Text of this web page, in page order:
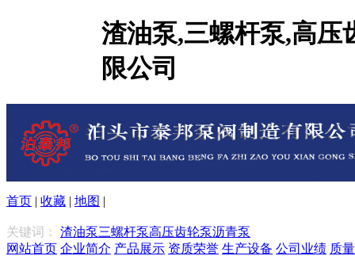
渣油泵,三螺杆泵,高压
限公司
首页 | 收藏 | 地图 |
关键词： 渣油泵三螺杆泵高压齿轮泵沥青泵
网站首页 企业简介 产品展示 资质荣誉 生产设备 公司业绩 质